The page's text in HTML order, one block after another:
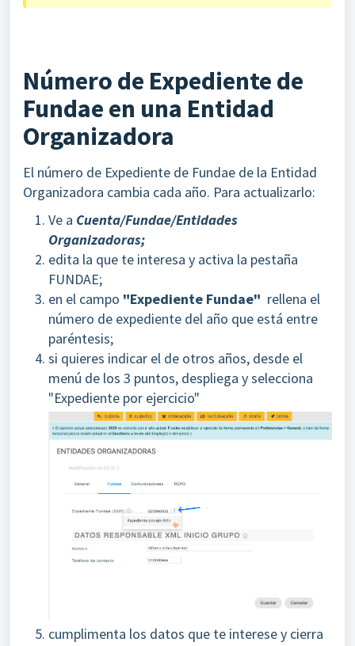
Número de Expediente de
Fundae en una Entidad
Organizadora
El número de Expediente de Fundae de la Entidad
Organizadora cambia cada año. Para actualizarlo:
Ve a Cuenta/Fundae/Entidades
Organizadoras;
edita la que te interesa y activa la pestaña
FUNDAE;
en el campo "Expediente Fundae" rellena el
número de expediente del año que está entre
paréntesis;
si quieres indicar el de otros años, desde el
menú de los 3 puntos, despliega y selecciona
"Expediente por ejercicio"
cumplimenta los datos que te interese y cierra